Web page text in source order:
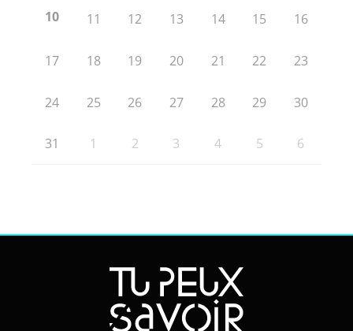
10 11 12 13 14 15 16
17 18 19 20 21 22 23
24 25 26 27 28 29 30
31 1 2 3 4 5 6